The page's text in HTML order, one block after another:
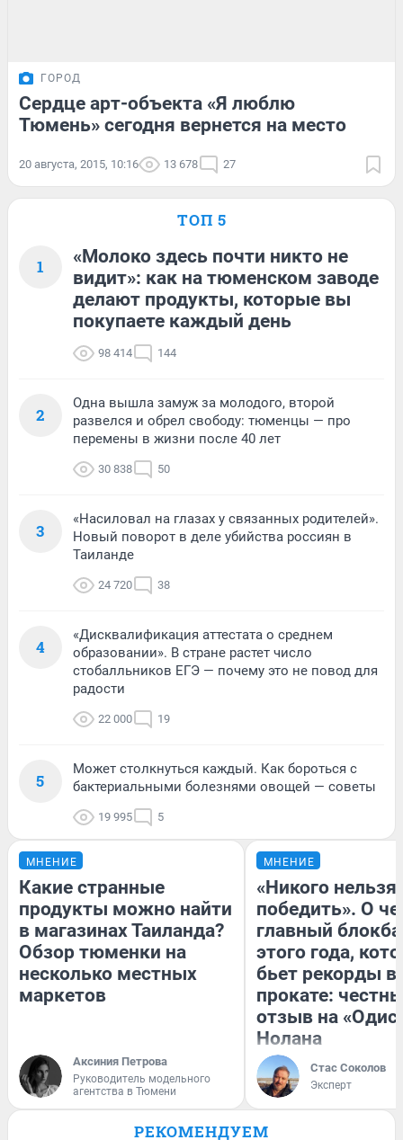
ГОРОД
Сердце арт-объекта «Я люблю
Тюмень» сегодня вернется на место
20 августа, 2015, 10:16 13 678 27
ТОП 5
1
«Молоко здесь почти никто не
видит»: как на тюменском заводе
делают продукты, которые вы
покупаете каждый день
98 414 144
2
Одна вышла замуж за молодого, второй
развелся и обрел свободу: тюменцы — про
перемены в жизни после 40 лет
30 838 50
3
«Насиловал на глазах у связанных родителей».
Новый поворот в деле убийства россиян в
Таиланде
24 720 38
4
«Дисквалификация аттестата о среднем
образовании». В стране растет число
стобалльников ЕГЭ — почему это не повод для
радости
22 000 19
5
Может столкнуться каждый. Как бороться с
бактериальными болезнями овощей — советы
19 995 5
МНЕНИЕ
Какие странные
продукты можно найти
в магазинах Таиланда?
Обзор тюменки на
несколько местных
маркетов
Аксиния Петрова
Руководитель модельного
агентства в Тюмени
МНЕНИЕ
«Никого нельзя
победить». О
главный
этого года,
бьет рекорды в
прокате:
отзыв на
Нолана
Стас Соколов
Эксперт
РЕКОМЕНДУЕМ